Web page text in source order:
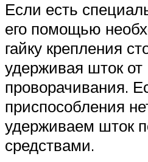
Если есть
его помощью
гайку крепления
удерживая шток от
проворачивания.
приспособления
удерживаем шток
средствами.